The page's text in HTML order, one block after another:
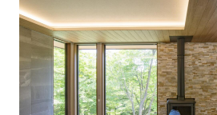
無料会員登録